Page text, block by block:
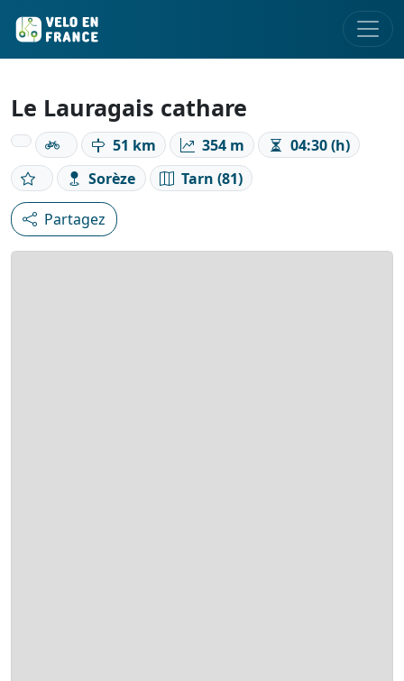
Le Lauragais cathare
51 km 354 m
04:30 (h)
Sorèze
Tarn (81)
Partagez